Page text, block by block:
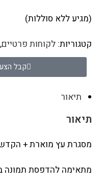
(מגיע ללא סוללות)
קטגוריות:לקוחות פרטיים,
קבל
תיאור
תיאור
מסגרת עץ מוארת +
מתאימה להדפסת תמונה בגודל